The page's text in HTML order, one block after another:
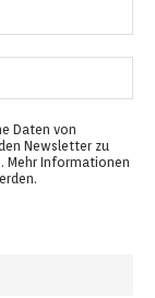
Daten von
Newsletter zu
Mehr Informationen